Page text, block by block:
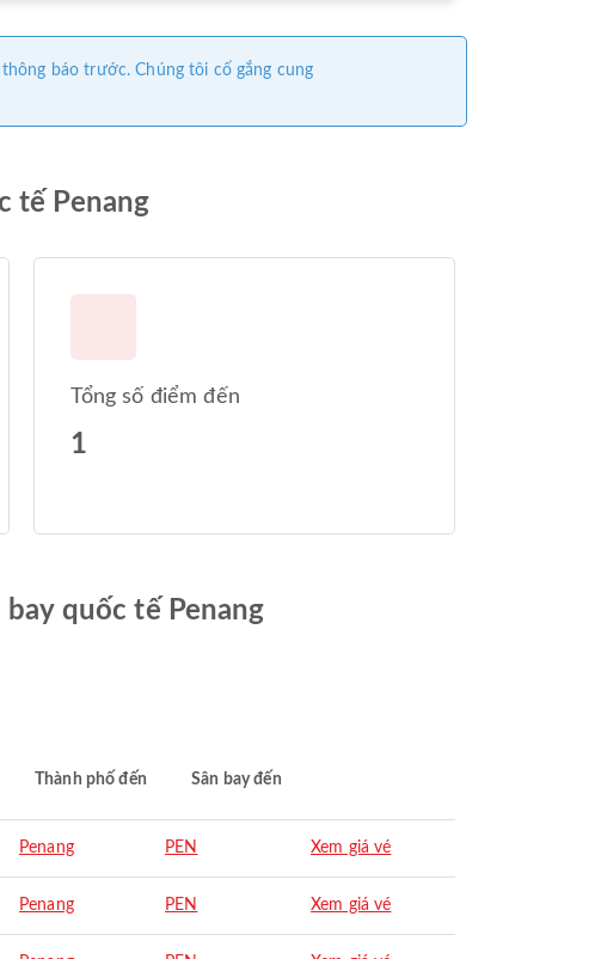
báo trước. Chúng tôi cố gắng cung
tế Penang
Tổng số điểm đến
1
quốc tế Penang
Thành phố đến Sân bay đến
Penang PEN Xem giá vé
Penang PEN Xem giá vé